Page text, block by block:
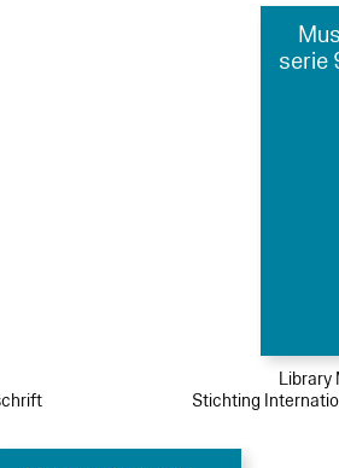
serie
Library
Stichting